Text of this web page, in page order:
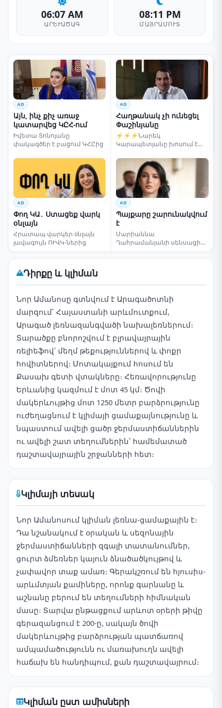
06:07 AM
ԱՐԵՒԱԾԱԳ
08:11 PM
ՄԱՅՐԱՄՈՒՏ
AD
Այն, ինչ քիչ առաջ
կատարվեց ԿԸՀ-ում
Իվետա Տոնոյանը
փակագծեր է բացում ԿՀԸից
AD
Հաղթանակ չի ունեցել
Փաշինյանը
⚡⚡⚡Նարեկ
Կարապետյանը խոսում է
AD
Փող ԿԱ․ Ստացեք վարկ
օնլայն
Հրատապ վարկեր օնլայն
լավագույն ՈՒՎԿ-ներից
AD
Պայքարը շարունակվում
է
Մարիաննա
Ղահրամանյանի սենսացիոն
կոչը
Դիրքը և կլիման
Նոր Ամանոսը գտնվում է Արագածոտնի
մարզում՝ Հայաստանի արևմուտքում,
Արագած լեռնազանգվածի նախալեռներում։
Տարածքը բնորոշվում է բլրավայրային
ռելիեֆով՝ մեղմ թեքություններով և փոքր
հովիտներով։ Մոտակայքում հոսում են
Քասախ գետի վտակները։ Հեռավորությունը
Երևանից կազմում է մոտ 45 կմ։ Ծովի
մակերևույթից մոտ 1250 մետր բարձրությունը
ուժեղացնում է կլիմայի ցամաքայնությունը և
նպաստում ավելի ցածր ջերմաստիճաններին
ու ավելի շատ տեղումներին՝ համեմատած
դաշտավայրային շրջանների հետ։
Կլիմայի տեսակ
Նոր Ամանոսում կլիման լեռնա-ցամաքային է։
Դա նշանակում է օրական և սեզոնային
ջերմաստիճանների զգալի տատանումներ,
ցուրտ ձմեռներ կայուն ձնածածկույթով և
չափավոր տաք ամառ։ Գերակշռում են հյուսիս-
արևմտյան քամիները, որոնք գարնանը և
աշնանը բերում են տեղումների հիմնական
մասը։ Տարվա ընթացքում արևոտ օրերի թիվը
գերազանցում է 200-ը, սակայն ծովի
մակերևույթից բարձրության պատճառով
ամպամածությունն ու մառախուղն ավելի
հաճախ են հանդիպում, քան դաշտավայրում։
Կլիման ըստ ամիսների